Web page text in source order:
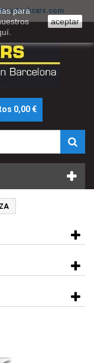
0,00 €
para
aceptar